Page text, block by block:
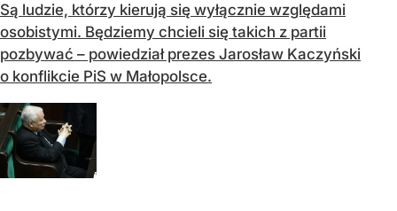
Są ludzie, którzy kierują się wyłącznie względami
osobistymi. Będziemy chcieli się takich z partii
pozbywać – powiedział prezes Jarosław Kaczyński
o konflikcie PiS w Małopolsce.